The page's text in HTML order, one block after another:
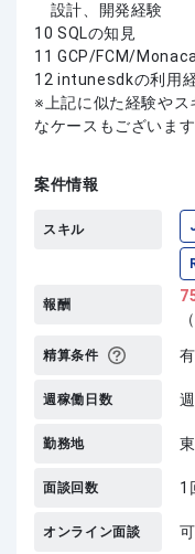
設計、開発経験
10 SQLの知見
11 GCP/FCM/
12 intunesdkの利用
上記に似た経験や
なケースもございま
案件情報
スキル
報酬
精算条件 有
週稼働日数
勤務地
面談回数 1
オンライン面談 可